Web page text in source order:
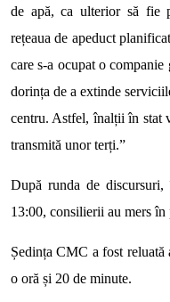
de apă, ca ulterior să fie
rețeaua de apeduct
care s-a ocupat o
dorința de a extinde
centru. Astfel, înalții în stat
transmită unor terți.”
După runda de
13:00, consilierii au mers în
Ședința CMC a fost reluată
o oră și 20 de minute.